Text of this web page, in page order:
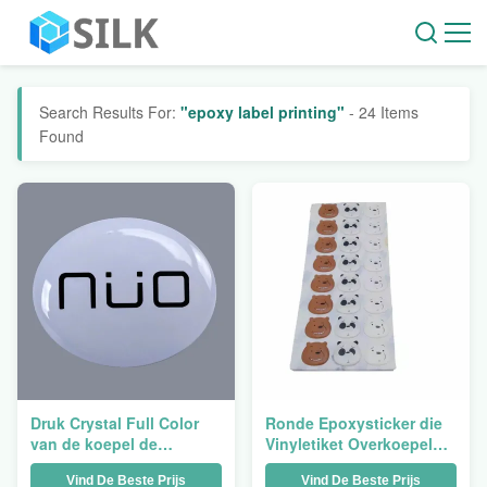
Search Results For: "epoxy label printing" - 24 Items
Found
Druk Crystal Full Color
van de koepel de
Epoxysticker Gedrukte
Vind De Beste Prijs
Ronde Epoxysticker die
Vinyletiket Overkoepeld
Duidelijk
Vind De Beste Prijs